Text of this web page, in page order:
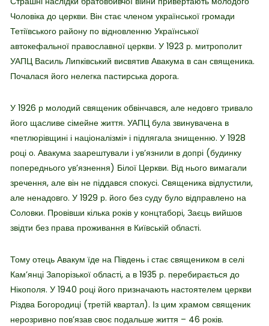
Чоловіка до церкви. Він стає членом української громади
Тетіївського району по відновленню Української
автокефальної православної церкви. У 1923 р. митрополит
УАПЦ Василь Липківський висвятив Авакума в сан священика.
Почалася його нелегка пастирська дорога.
У 1926 р молодий священик обвінчався, але недовго тривало
його щасливе сімейне життя. УАПЦ була звинувачена в
«петлюрівщині і націоналізмі» і підлягала знищенню. У 1928
році о. Авакума заарештували і ув’язнили в допрі (будинку
попереднього ув’язнення) Білої Церкви. Від нього вимагали
зречення, але він не піддався спокусі. Священика відпустили,
але ненадовго. У 1929 р. його без суду було відправлено на
Соловки. Провівши кілька років у концтаборі, Заєць вийшов
звідти без права проживання в Київській області.
Тому отець Авакум їде на Південь і стає священиком в селі
Кам’янці Запорізької області, а в 1935 р. перебирається до
Нікополя. У 1940 році його призначають настоятелем церкви
Різдва Богородиці (третій квартал). Із цим храмом священик
нерозривно пов’язав своє подальше життя – 46 років.